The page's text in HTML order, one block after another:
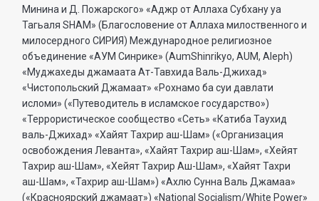
Минина и Д. Пожарского» «Аджр от Аллаха Субхану уа
Тагьаля SHAM» (Благословение от Аллаха милоственного и
милосердного СИРИЯ) Международное религиозное
объединение «АУМ Синрике» (AumShinrikyo, AUM, Aleph)
«Муджахеды джамаата Ат-Тавхида Валь-Джихад»
«Чистопольский Джамаат» «Рохнамо ба суи давлати
исломи» («Путеводитель в исламское государство»)
«Террористическое сообщество «Сеть» «Катиба Таухид
валь-Джихад» «Хайят Тахрир аш-Шам» («Организация
освобождения Леванта», «Хайят Тахрир аш-Шам», «Хейят
Тахрир аш-Шам», «Хейят Тахрир Аш-Шам», «Хайят Тахри
аш-Шам», «Тахрир аш-Шам») «Ахлю Сунна Валь Джамаа»
(«Красноярский джамаат») «National Socialism/White Power»